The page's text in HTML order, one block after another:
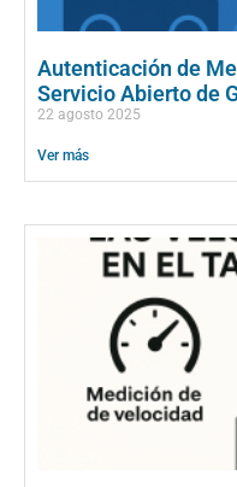
Autenticación de
Servicio Abierto de
22 agosto 2025
Ver más